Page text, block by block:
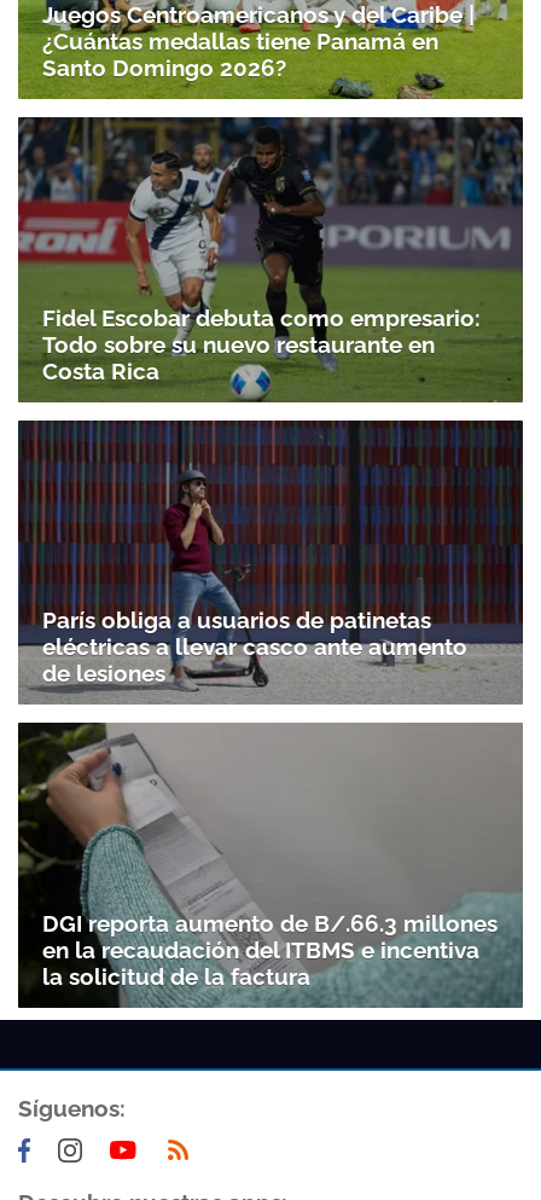
Juegos Centroamericanos y del Caribe |
¿Cuántas medallas tiene Panamá en
Santo Domingo 2026?
Fidel Escobar debuta como empresario:
Todo sobre su nuevo restaurante en
Costa Rica
París obliga a usuarios de patinetas
eléctricas a llevar casco ante aumento
de lesiones
DGI reporta aumento de B/.66.3 millones
en la recaudación del ITBMS e incentiva
la solicitud de la factura
Síguenos: